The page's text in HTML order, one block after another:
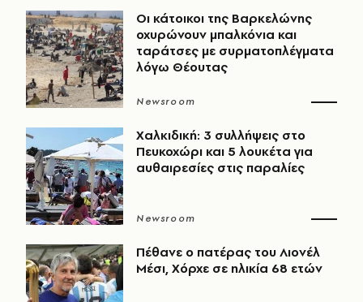
Οι κάτοικοι της Βαρκελώνης
οχυρώνουν μπαλκόνια και
ταράτσες με συρματοπλέγματα
λόγω Θέουτας
Newsroom
Χαλκιδική: 3 συλλήψεις στο
Πευκοχώρι και 5 λουκέτα για
αυθαιρεσίες στις παραλίες
Newsroom
Πέθανε ο πατέρας του Λιονέλ
Μέσι, Χόρχε σε ηλικία 68 ετών